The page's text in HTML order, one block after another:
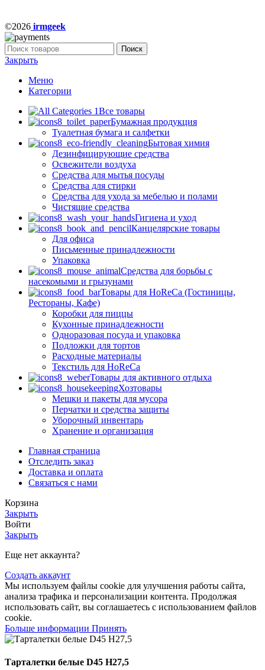
©2026 irmgeek
Поиск
Закрыть
Меню
Категории
Все товары
Бумажная продукция
Туалетная бумага и салфетки
Бытовая химия
Дезинфицирующие средства
Освежители воздуха
Средства для мытья посуды
Средства для стирки
Средства для ухода за мебелью и полами
Чистящие средства
Гигиена и уход
Канцелярские товары
Для офиса
Письменные принадлежности
Упаковка
Средства для борьбы с
насекомыми и грызунами
Товары для HoReCa (Гостиницы,
Рестораны, Кафе)
Коробки для пиццы
Кухонные принадлежности
Одноразовая посуда и упаковка
Подложки для тортов
Расходные материалы
Текстиль для HoReCa
Товары для активного отдыха
Хозтовары
Мешки и пакеты для мусора
Перчатки и средства защиты
Уборочный инвентарь
Хранение и организация
Главная страница
Отследить заказ
Доставка и оплата
Связаться с нами
Корзина
Закрыть
Войти
Закрыть
Еще нет аккаунта?
Создать аккаунт
Мы используем файлы cookie для улучшения работы сайта,
анализа трафика и персонализации контента. Продолжая
использовать сайт, вы соглашаетесь с использованием файлов
cookie.
Больше информации Принять
Тарталетки белые D45 H27,5